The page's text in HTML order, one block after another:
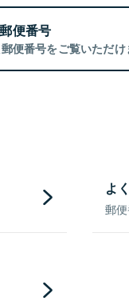
便番号
便番号をご覧いただけ
よ
郵